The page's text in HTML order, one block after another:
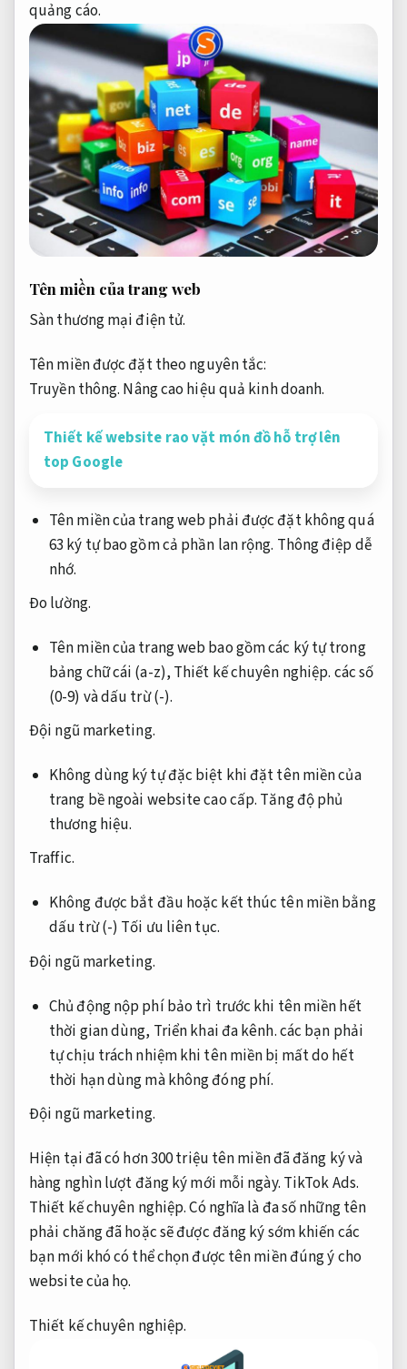
quảng cáo.
Tên miền của trang web
Sàn thương mại điện tử.
Tên miền được đặt theo nguyên tắc:
Truyền thông. Nâng cao hiệu quả kinh doanh.
Thiết kế website rao vặt món đồ hỗ trợ lên
top Google
Tên miền của trang web phải được đặt không quá
63 ký tự bao gồm cả phần lan rộng. Thông điệp dễ
nhớ.
Đo lường.
Tên miền của trang web bao gồm các ký tự trong
bảng chữ cái (a-z), Thiết kế chuyên nghiệp. các số
(0-9) và dấu trừ (-).
Đội ngũ marketing.
Không dùng ký tự đặc biệt khi đặt tên miền của
trang bề ngoài website cao cấp. Tăng độ phủ
thương hiệu.
Traffic.
Không được bắt đầu hoặc kết thúc tên miền bằng
dấu trừ (-) Tối ưu liên tục.
Đội ngũ marketing.
Chủ động nộp phí bảo trì trước khi tên miền hết
thời gian dùng, Triển khai đa kênh.các bạn phải
tự chịu trách nhiệm khi tên miền bị mất do hết
thời hạn dùng mà không đóng phí.
Đội ngũ marketing.
Hiện tại đã có hơn 300 triệu tên miền đã đăng ký và
hàng nghìn lượt đăng ký mới mỗi ngày. TikTok Ads.
Thiết kế chuyên nghiệp.Có nghĩa là đa số những tên
phải chăng đã hoặc sẽ được đăng ký sớm khiến các
bạn mới khó có thể chọn được tên miền đúng ý cho
website của họ.
Thiết kế chuyên nghiệp.